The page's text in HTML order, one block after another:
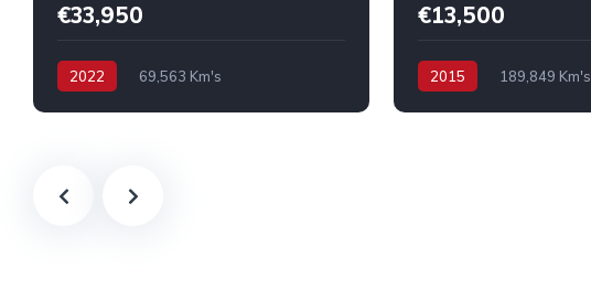
€33,950
2022
69,563 Km's
€13,500
2015 189,849 Km's